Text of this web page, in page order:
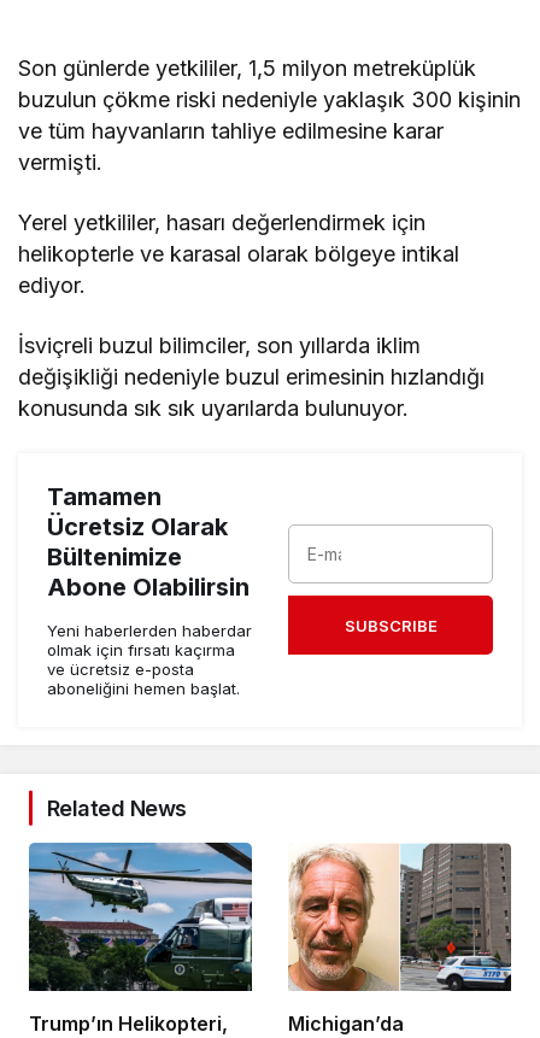
Son günlerde yetkililer, 1,5 milyon metreküplük
buzulun çökme riski nedeniyle yaklaşık 300 kişinin
ve tüm hayvanların tahliye edilmesine karar
vermişti.
Yerel yetkililer, hasarı değerlendirmek için
helikopterle ve karasal olarak bölgeye intikal
ediyor.
İsviçreli buzul bilimciler, son yıllarda iklim
değişikliği nedeniyle buzul erimesinin hızlandığı
konusunda sık sık uyarılarda bulunuyor.
Tamamen
Ücretsiz Olarak
Bültenimize
Abone Olabilirsin
Yeni haberlerden haberdar
olmak için fırsatı kaçırma
ve ücretsiz e-posta
aboneliğini hemen başlat.
SUBSCRIBE
Related News
Trump’ın Helikopteri,
Michigan’da